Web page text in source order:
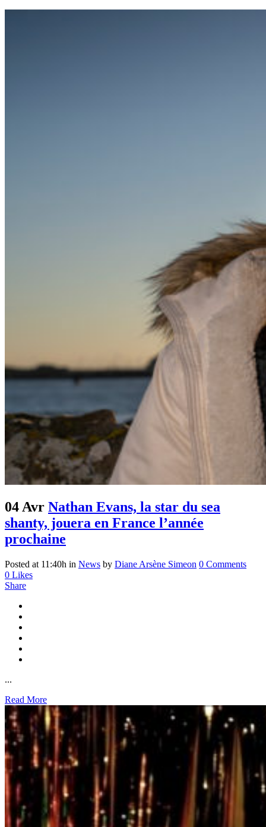
04 Avr Nathan Evans, la star du sea
shanty, jouera en France l’année
prochaine
Posted at 11:40h in News by Diane Arsène Simeon 0 Comments
0 Likes
Share
...
Read More